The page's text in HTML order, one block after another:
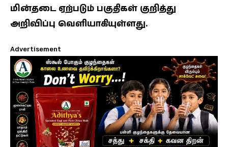
மின்தடை ஏற்படும் பகுதிகள் குறித்து
அறிவிப்பு வெளியாகியுள்ளது.
Advertisement